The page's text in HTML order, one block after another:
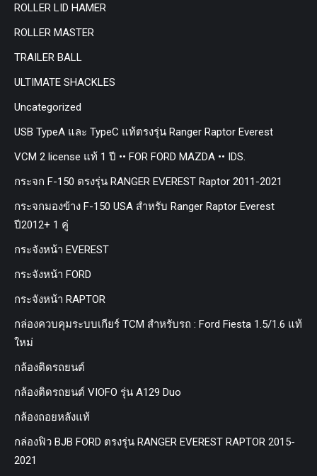
ROLLER LID HAMER
ROLLER MASTER
TRAILER BALL
ULTIMATE SHACKLES
Uncategorized
USB TypeA และ TypeC แท้ตรงรุ่น Ranger Raptor Everest
VCM 2 license แท้ 1 ปี •• FOR FORD MAZDA •• IDS.
กระจก F-150 ตรงรุ่น RANGER EVEREST Raptor 2011-2021
กระจกมองข้าง F-150 USA สำหรับ Ranger Raptor Everest
ปี2012+ 1 คู่
กระจังหน้า EVEREST
กระจังหน้า FORD
กระจังหน้า RAPTOR
กล่องควบคุมระบบเกียร์ TCM สำหรับรถ : Ford Fiesta 1.5/1.6 แท้
ใหม่
กล้องติดรถยนต์
กล้องติดรถยนต์ VIOFO รุ่น A129 Duo
กล้องถอยหลังแท้
กล่องฟิว BJB FORD ตรงรุ่น RANGER EVEREST RAPTOR 2015-
2021